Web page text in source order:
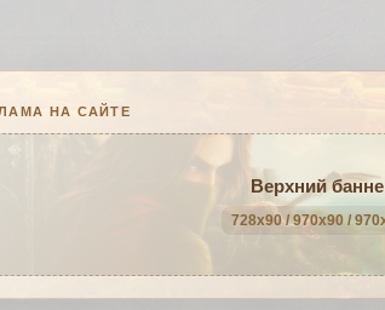
НА САЙТЕ
Верхний
728x90 / 970x90 /